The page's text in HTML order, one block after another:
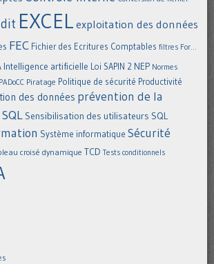
EXCEL exploitation des données
FEC Fichier des Ecritures Comptables filtres For...
Intelligence artificielle Loi SAPIN 2 NEP Normes
PADoCC Piratage Politique de sécurité Productivité
des données prévention de la
Sensibilisation des utilisateurs SQL
Système informatique Sécurité
croisé dynamique TCD Tests conditionnels